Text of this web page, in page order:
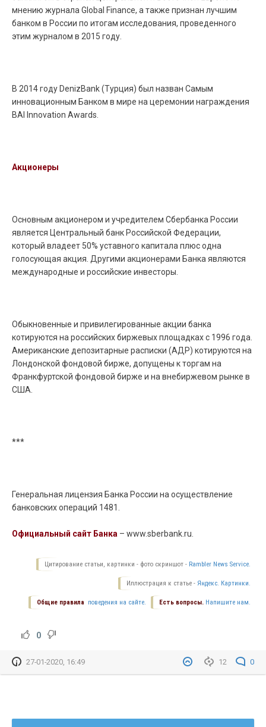
мнению журнала Global Finance, а также признан лучшим
банком в России по итогам исследования, проведенного
этим журналом в 2015 году.
В 2014 году DenizBank (Турция) был назван Самым
инновационным Банком в мире на церемонии награждения
BAI Innovation Awards.
Акционеры
Основным акционером и учредителем Сбербанка России
является Центральный банк Российской Федерации,
который владеет 50% уставного капитала плюс одна
голосующая акция. Другими акционерами Банка являются
международные и российские инвесторы.
Обыкновенные и привилегированные акции банка
котируются на российских биржевых площадках с 1996 года.
Американские депозитарные расписки (АДР) котируются на
Лондонской фондовой бирже, допущены к торгам на
Франкфуртской фондовой бирже и на внебиржевом рынке в
США.
***
Генеральная лицензия Банка России на осуществление
банковских операций 1481.
Официальный сайт Банка – www.sberbank.ru.
Цитирование статьи, картинки - фото скриншот - Rambler News Service.
Иллюстрация к статье - Яндекс. Картинки.
Есть вопросы. Напишите нам.
Общие правила поведения на сайте.
0
12 0
27-01-2020, 16:49